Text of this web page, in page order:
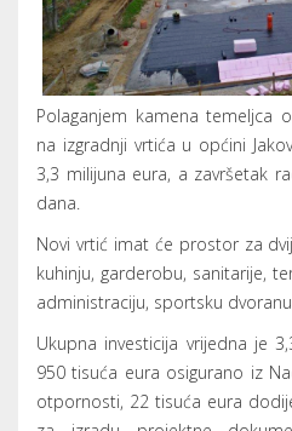
Polaganjem kamena temeljca
na izgradnji vrtića u općini
3,3 milijuna eura, a završetak
dana.
Novi vrtić imat će prostor za
kuhinju, garderobu, sanitarije,
administraciju, sportsku
Ukupna investicija vrijedna je
950 tisuća eura osigurano iz
otpornosti, 22 tisuća eura